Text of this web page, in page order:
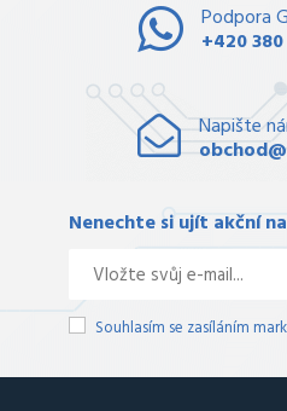
Podpora
+420
Napište
Nenechte si ujít akční
Souhlasím se zasíláním